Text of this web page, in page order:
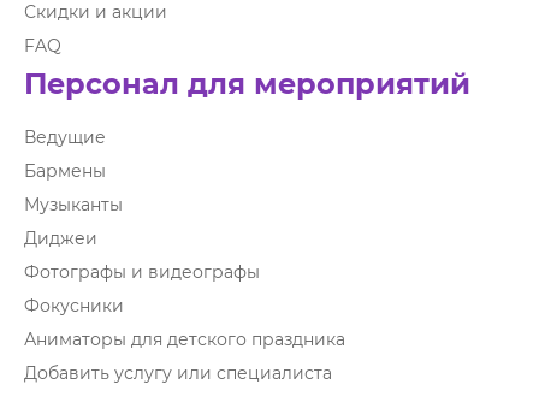
Скидки и акции
FAQ
Персонал для мероприятий
Ведущие
Бармены
Музыканты
Диджеи
Фотографы и видеографы
Фокусники
Аниматоры для детского праздника
Добавить услугу или специалиста